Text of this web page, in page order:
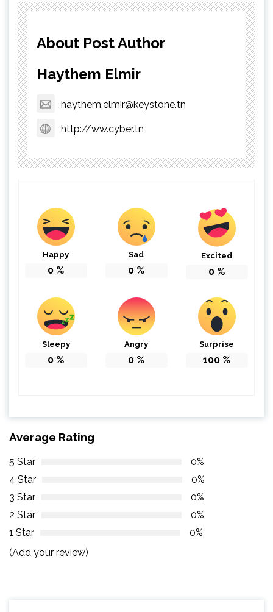
About Post Author
Haythem Elmir
haythem.elmir@keystone.tn
http://ww.cyber.tn
Happy
0 %
Sad
0 %
Excited
0 %
Sleepy
0 %
Angry
0 %
Surprise
100 %
Average Rating
5 Star
0%
4 Star
0%
3 Star
0%
2 Star
0%
1 Star
0%
(Add your review)